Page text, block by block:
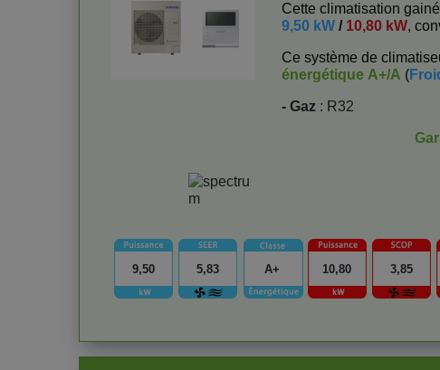
Cette climatisation
9,50 kW / 10,80 kW,
Ce système de
énergétique A+/A (
- Gaz : R32
9,50 10,80
5,83 A+ 3,85